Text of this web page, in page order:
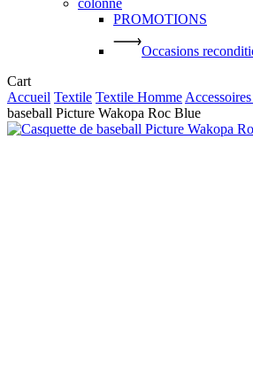
colonne
PROMOTIONS
Occasions
CartClose
Cart
Accueil Textile Textile Homme
baseball Picture Wakopa Roc Blue